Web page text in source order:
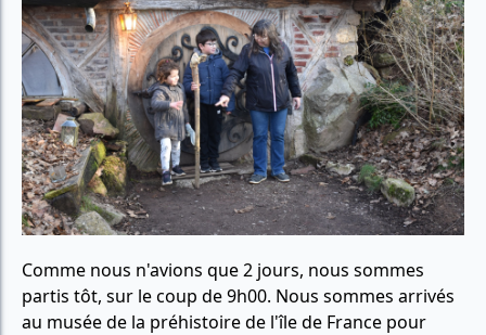
Comme nous n'avions que 2 jours, nous sommes
partis tôt, sur le coup de 9h00. Nous sommes arrivés
au musée de la préhistoire de l'île de France pour